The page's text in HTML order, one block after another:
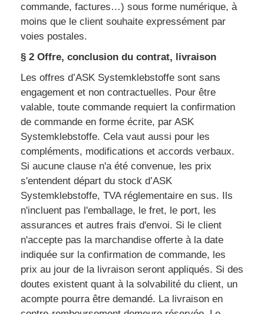
commande, factures…) sous forme numérique, à
moins que le client souhaite expressément par
voies postales.
§ 2 Offre, conclusion du contrat, livraison
Les offres d’ASK Systemklebstoffe sont sans
engagement et non contractuelles. Pour être
valable, toute commande requiert la confirmation
de commande en forme écrite, par ASK
Systemklebstoffe. Cela vaut aussi pour les
compléments, modifications et accords verbaux.
Si aucune clause n'a été convenue, les prix
s'entendent départ du stock d’ASK
Systemklebstoffe, TVA réglementaire en sus. Ils
n'incluent pas l'emballage, le fret, le port, les
assurances et autres frais d'envoi. Si le client
n'accepte pas la marchandise offerte à la date
indiquée sur la confirmation de commande, les
prix au jour de la livraison seront appliqués. Si des
doutes existent quant à la solvabilité du client, un
acompte pourra être demandé. La livraison en